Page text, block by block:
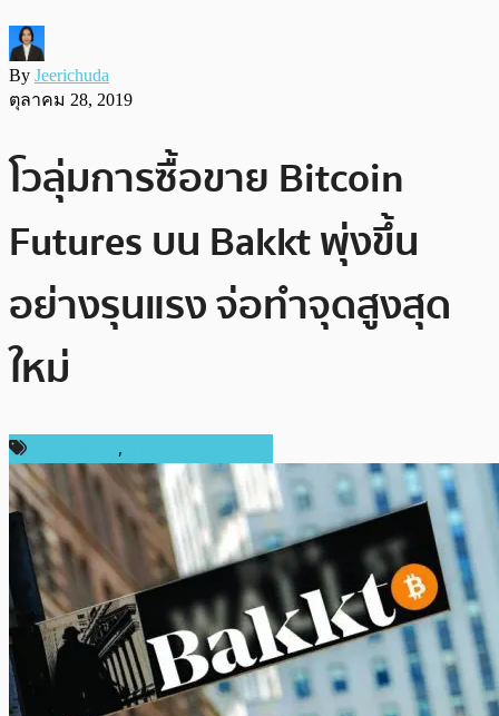
By Jeerichuda
ตุลาคม 28, 2019
โวลุ่มการซื้อขาย Bitcoin
Futures บน Bakkt พุ่งขึ้น
อย่างรุนแรง จ่อทำจุดสูงสุด
ใหม่
,